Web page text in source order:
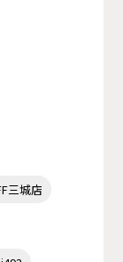
三城店